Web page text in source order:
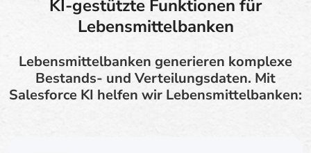
KI-gestützte Funktionen für
Lebensmittelbanken
Lebensmittelbanken generieren komplexe
Bestands- und Verteilungsdaten. Mit
Salesforce KI helfen wir Lebensmittelbanken: